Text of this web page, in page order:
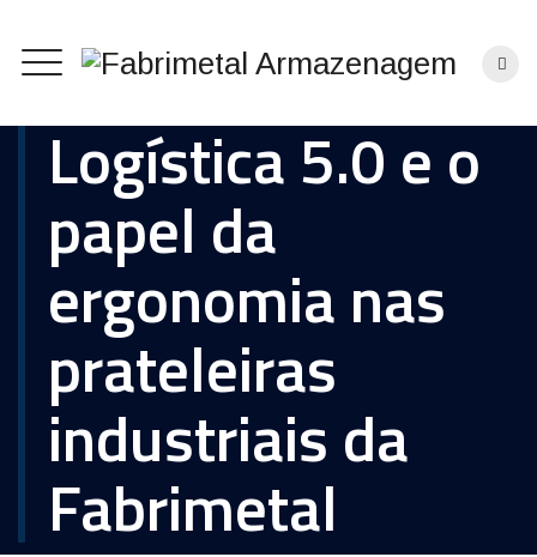
Logística 5.0 e o
papel da
ergonomia nas
prateleiras
industriais da
Fabrimetal